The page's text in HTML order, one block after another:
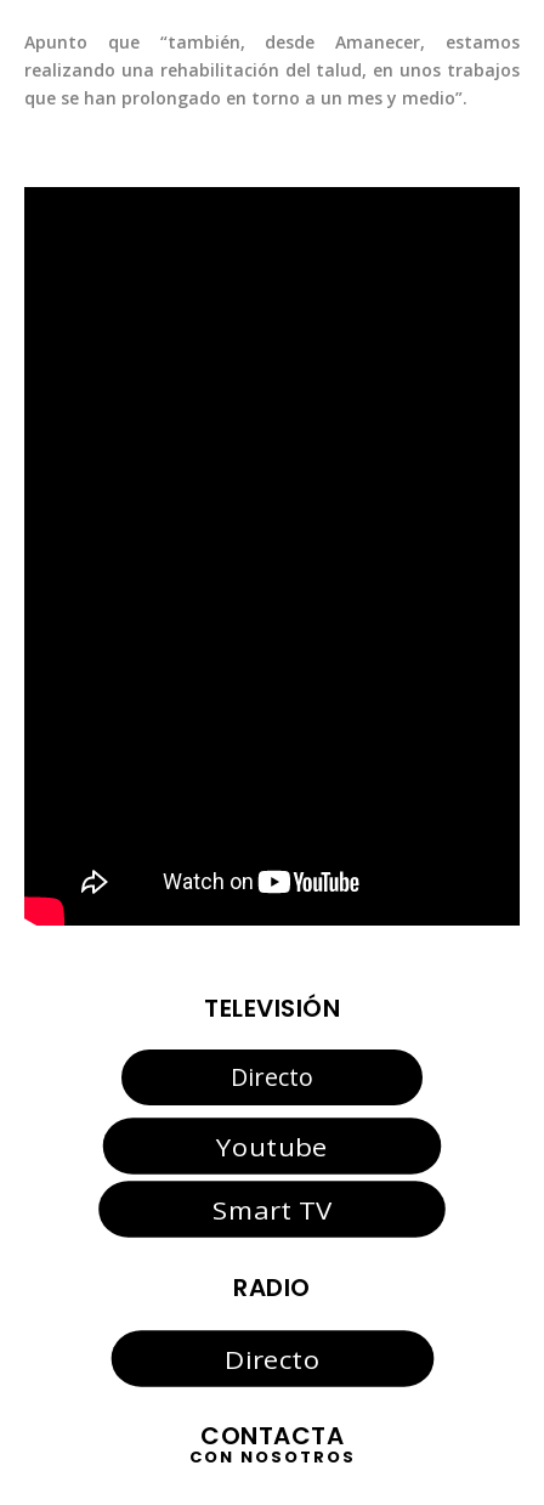
Apunto que “también, desde Amanecer, estamos
realizando una rehabilitación del talud, en unos trabajos
que se han prolongado en torno a un mes y medio”.
TELEVISIÓN
Directo
Youtube
Smart TV
RADIO
Directo
CONTACTA
CON NOSOTROS